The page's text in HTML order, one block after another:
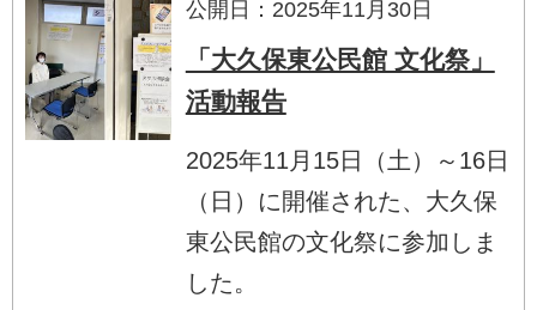
公開日：2025年11月30日
「大久保東公民館 文化祭」
活動報告
2025年11月15日（土）～16日
（日）に開催された、大久保
東公民館の文化祭に参加しま
した。